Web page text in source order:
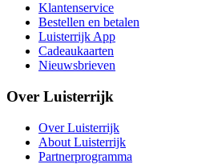
Klantenservice
Bestellen en betalen
Luisterrijk App
Cadeaukaarten
Nieuwsbrieven
Over Luisterrijk
Over Luisterrijk
About Luisterrijk
Partnerprogramma